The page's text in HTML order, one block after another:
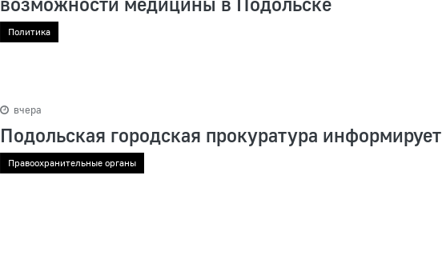
Политика
вчера
Подольская городская прокуратура информирует
Правоохранительные органы